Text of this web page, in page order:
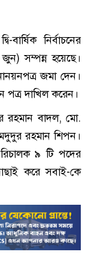
বার্ষিক নির্বাচনের
সম্পন্ন হয়েছে।
জমা দেন।
পত্র দাখিল করেন।
রহমান বাদল, মো.
রহমান শিপন।
৯ টি পদের
করে সবাই-কে